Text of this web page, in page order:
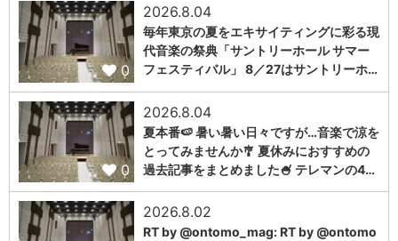
0
2026.8.04
毎年東京の夏をエキサイティングに彩る現
代音楽の祭典「サントリーホール サマー
フェスティバル」 8／27はサントリーホ…
0
2026.8.04
夏本番🍉 暑い暑い日々ですが…音楽で涼を
とってみませんか🎐 夏休みにおすすめの
過去記事をまとめました🍧 テレマンの4…
2026.8.02
RT by @ontomo_mag: RT by @ontomo